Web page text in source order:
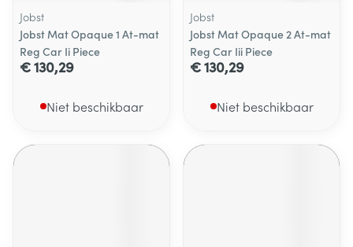
Jobst
Jobst Mat Opaque 1 At-mat
Reg Car Ii Piece
€ 130,29
Niet beschikbaar
Jobst
Jobst Mat Opaque 2 At-mat
Reg Car Iii Piece
€ 130,29
Niet beschikbaar